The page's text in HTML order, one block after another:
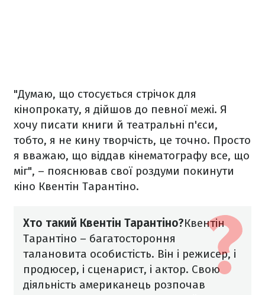
"Думаю, що стосується стрічок для
кінопрокату, я дійшов до певної межі. Я
хочу писати книги й театральні п'єси,
тобто, я не кину творчість, це точно. Просто
я вважаю, що віддав кінематографу все, що
міг", – пояснював свої роздуми покинути
кіно Квентін Тарантіно.
Хто такий Квентін Тарантіно?Квентін
Тарантіно – багатостороння
талановита особистість. Він і режисер, і
продюсер, і сценарист, і актор. Свою
діяльність американець розпочав